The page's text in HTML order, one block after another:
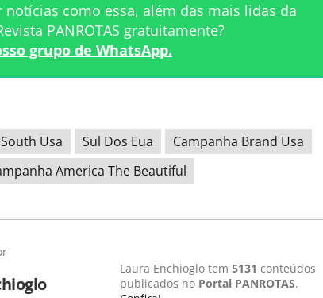
notícias como essa, além das mais lidas da
PANROTAS gratuitamente?
grupo de WhatsApp.
Usa Sul Dos Eua
Campanha Brand Usa
America The Beautiful
Laura Enchioglo tem 5131 conteúdos
publicados no Portal PANROTAS.